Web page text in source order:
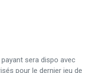
sera dispo avec
pour le dernier jeu de